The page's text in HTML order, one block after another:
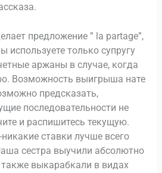
предложение ” la partage”,
используете только супругу
аржаны в случае, когда
Возможность выигрыша нате
предсказать,
последовательности не
и распишитесь текущую.
ставки лучше всего
сестра выучили абсолютно
выкарабкали в видах